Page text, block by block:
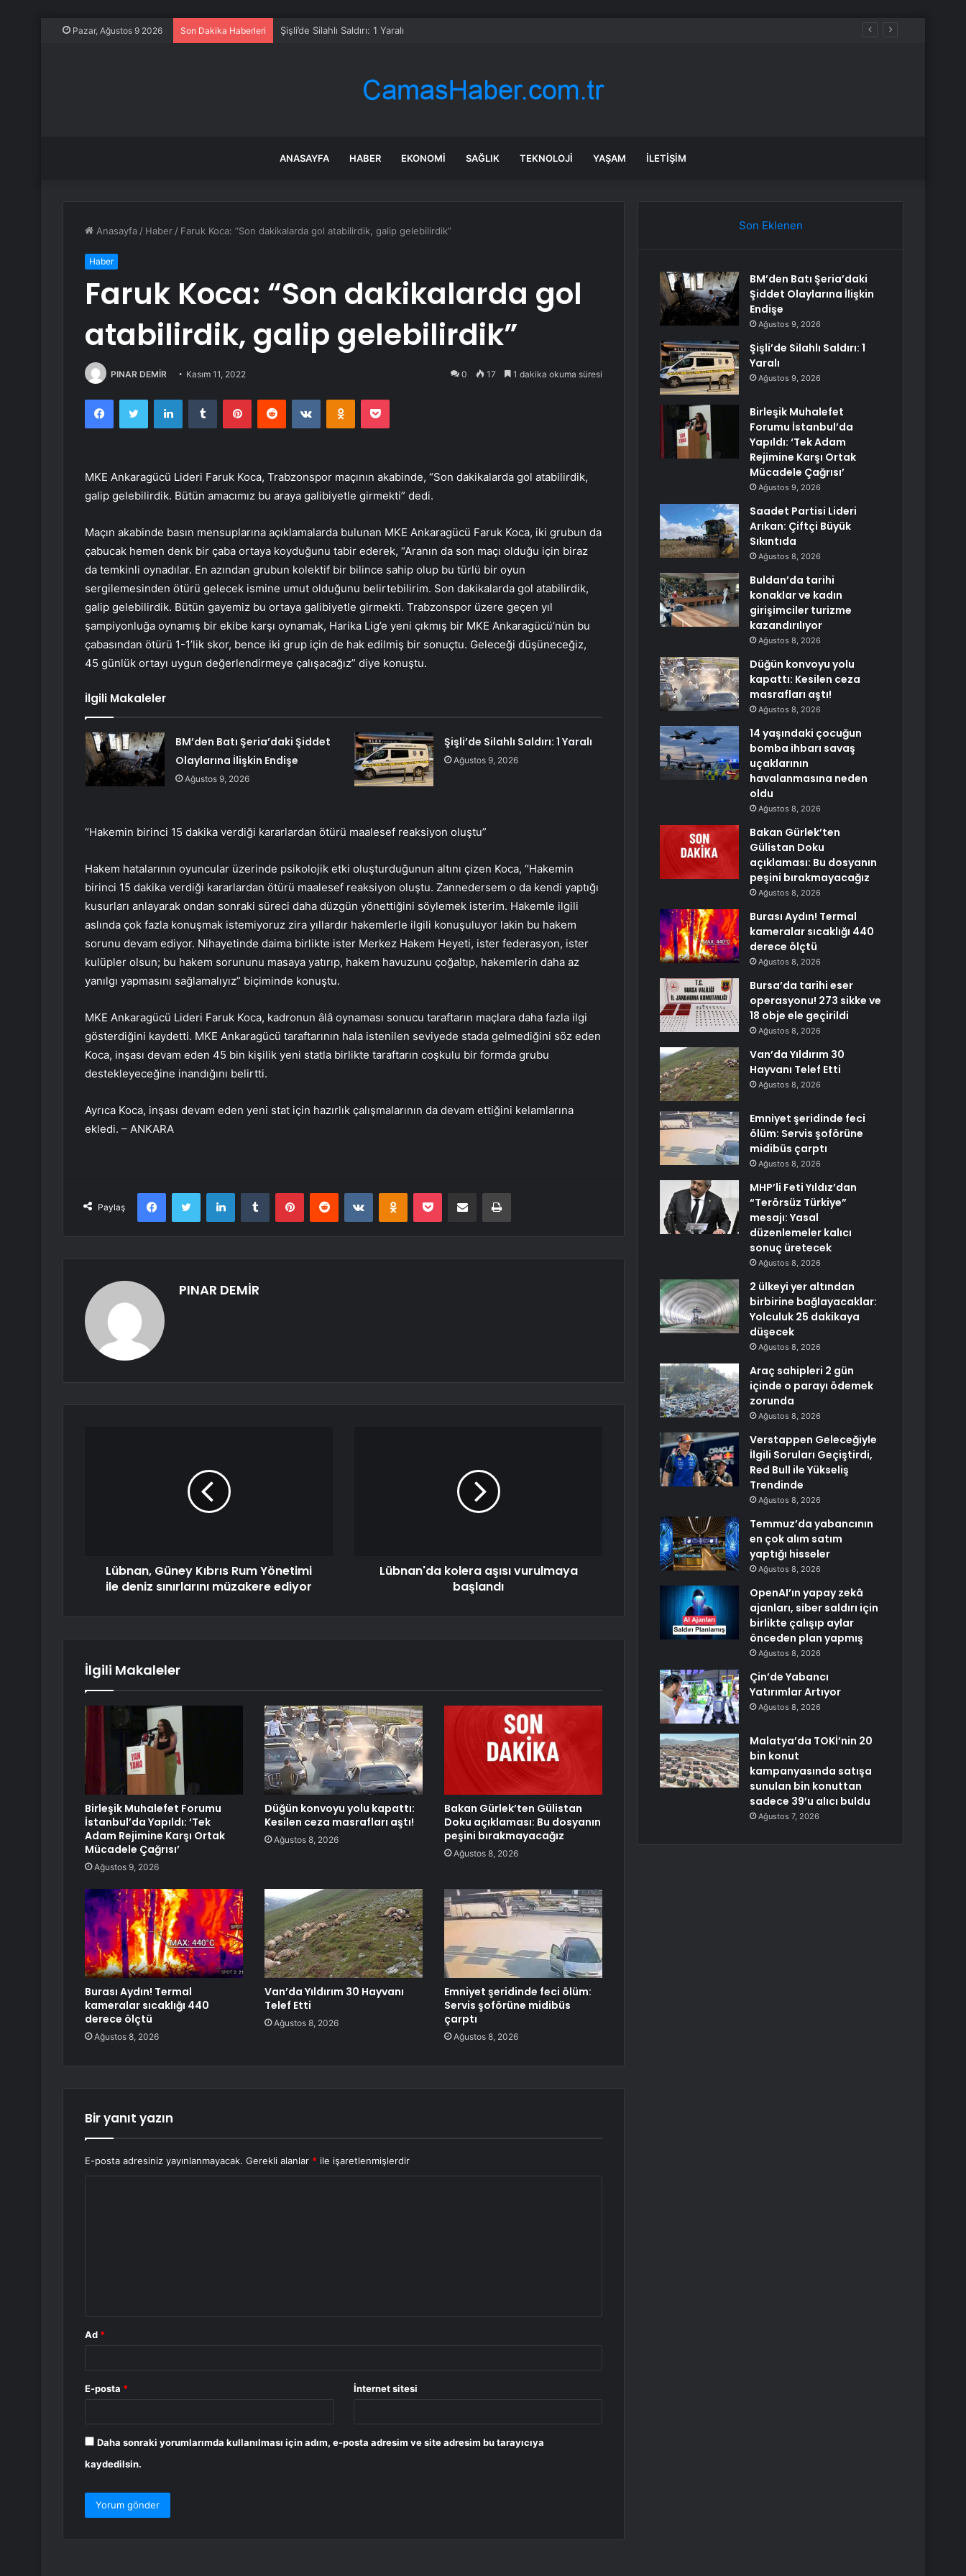
Pazar, Ağustos 9 2026 Son Dakika Haberleri Şişli’de Silahlı Saldırı: 1 Yaralı
ANASAYFA HABER EKONOMI SAĞLIK TEKNOLOJI YAŞAM İLETIŞIM
Anasayfa / Haber / Faruk Koca: “Son dakikalarda gol atabilirdik, galip gelebilirdik”
Haber
Faruk Koca: “Son dakikalarda gol
atabilirdik, galip gelebilirdik”
PINAR DEMİR Kasım 11, 2022 0 17 1 dakika okuma süresi
FacebookTwitter LinkedInTumblr PinterestReddit VKontakteOdnoklassniki
Pocket
MKE Ankaragücü Lideri Faruk Koca, Trabzonspor maçının akabinde, “Son dakikalarda gol atabilirdik,
galip gelebilirdik. Bütün amacımız bu araya galibiyetle girmekti” dedi.
Maçın akabinde basın mensuplarına açıklamalarda bulunan MKE Ankaragücü Faruk Koca, iki grubun da
çabucak hemen denk bir çaba ortaya koyduğunu tabir ederek, “Aranın da son maçı olduğu için biraz
da temkinli oynadılar. En azından grubun kolektif bir bilince sahip olup bu türlü bir oyun
sergilemesinden ötürü gelecek ismine umut olduğunu belirtebilirim. Son dakikalarda gol atabilirdik,
galip gelebilirdik. Bütün gayemiz bu ortaya galibiyetle girmekti. Trabzonspor üzere geçen yıl
şampiyonluğa oynamış bir ekibe karşı oynamak, Harika Lig’e yeni çıkmış bir MKE Ankaragücü’nün bu
çabasından ötürü 1-1’lik skor, bence iki grup için de hak edilmiş bir sonuçtu. Geleceği düşüneceğiz,
45 günlük ortayı uygun değerlendirmeye çalışacağız” diye konuştu.
İlgili Makaleler
BM’den Batı Şeria’daki Şiddet
Olaylarına İlişkin Endişe
Ağustos 9, 2026
Şişli’de Silahlı Saldırı: 1 Yaralı
Ağustos 9, 2026
“Hakemin birinci 15 dakika verdiği kararlardan ötürü maalesef reaksiyon oluştu”
Hakem hatalarının oyuncular üzerinde psikolojik etki oluşturduğunun altını çizen Koca, “Hakemin
birinci 15 dakika verdiği kararlardan ötürü maalesef reaksiyon oluştu. Zannedersem o da kendi yaptığı
kusurları anlayarak ondan sonraki süreci daha düzgün yönettiğini söylemek isterim. Hakemle ilgili
aslında çok fazla konuşmak istemiyoruz zira yıllardır hakemlerle ilgili konuşuluyor lakin bu hakem
sorunu devam ediyor. Nihayetinde daima birlikte ister Merkez Hakem Heyeti, ister federasyon, ister
kulüpler olsun; bu hakem sorununu masaya yatırıp, hakem havuzunu çoğaltıp, hakemlerin daha az
yanılgı yapmasını sağlamalıyız” biçiminde konuştu.
MKE Ankaragücü Lideri Faruk Koca, kadronun âlâ oynaması sonucu taraftarın maçlara daha fazla ilgi
gösterdiğini kaydetti. MKE Ankaragücü taraftarının hala istenilen seviyede stada gelmediğini söz eden
Koca, inşası devam eden 45 bin kişilik yeni statla birlikte taraftarın coşkulu bir formda grubu
destekleyeceğine inandığını belirtti.
Ayrıca Koca, inşası devam eden yeni stat için hazırlık çalışmalarının da devam ettiğini kelamlarına
ekledi. – ANKARA
Paylaş
FacebookTwitter LinkedInTumblr PinterestReddit VKontakteOdnoklassniki
Pocket E-Posta ile paylaş Yazdır
PINAR DEMİR
Lübnan, Güney Kıbrıs Rum Yönetimi
ile deniz sınırlarını müzakere ediyor
Lübnan'da kolera aşısı vurulmaya
başlandı
İlgili Makaleler
Birleşik Muhalefet Forumu
İstanbul’da Yapıldı: ‘Tek
Adam Rejimine Karşı Ortak
Mücadele Çağrısı’
Ağustos 9, 2026
Düğün konvoyu yolu kapattı:
Kesilen ceza masrafları aştı!
Ağustos 8, 2026
Bakan Gürlek’ten Gülistan
Doku açıklaması: Bu dosyanın
peşini bırakmayacağız
Ağustos 8, 2026
Burası Aydın! Termal
kameralar sıcaklığı 440
derece ölçtü
Ağustos 8, 2026
Van’da Yıldırım 30 Hayvanı
Telef Etti
Ağustos 8, 2026
Emniyet şeridinde feci ölüm:
Servis şoförüne midibüs
çarptı
Ağustos 8, 2026
Bir yanıt yazın
E-posta adresiniz yayınlanmayacak. Gerekli alanlar * ile işaretlenmişlerdir
Ad *
E-posta * İnternet sitesi
Daha sonraki yorumlarımda kullanılması için adım, e-posta adresim ve site adresim bu tarayıcıya
kaydedilsin.
Son Eklenen
BM’den Batı Şeria’daki
Şiddet Olaylarına İlişkin
Endişe
Ağustos 9, 2026
Şişli’de Silahlı Saldırı: 1
Yaralı
Ağustos 9, 2026
Birleşik Muhalefet
Forumu İstanbul’da
Yapıldı: ‘Tek Adam
Rejimine Karşı Ortak
Mücadele Çağrısı’
Ağustos 9, 2026
Saadet Partisi Lideri
Arıkan: Çiftçi Büyük
Sıkıntıda
Ağustos 8, 2026
Buldan’da tarihi
konaklar ve kadın
girişimciler turizme
kazandırılıyor
Ağustos 8, 2026
Düğün konvoyu yolu
kapattı: Kesilen ceza
masrafları aştı!
Ağustos 8, 2026
14 yaşındaki çocuğun
bomba ihbarı savaş
uçaklarının
havalanmasına neden
oldu
Ağustos 8, 2026
Bakan Gürlek’ten
Gülistan Doku
açıklaması: Bu dosyanın
peşini bırakmayacağız
Ağustos 8, 2026
Burası Aydın! Termal
kameralar sıcaklığı 440
derece ölçtü
Ağustos 8, 2026
Bursa’da tarihi eser
operasyonu! 273 sikke ve
18 obje ele geçirildi
Ağustos 8, 2026
Van’da Yıldırım 30
Hayvanı Telef Etti
Ağustos 8, 2026
Emniyet şeridinde feci
ölüm: Servis şoförüne
midibüs çarptı
Ağustos 8, 2026
MHP’li Feti Yıldız’dan
“Terörsüz Türkiye”
mesajı: Yasal
düzenlemeler kalıcı
sonuç üretecek
Ağustos 8, 2026
2 ülkeyi yer altından
birbirine bağlayacaklar:
Yolculuk 25 dakikaya
düşecek
Ağustos 8, 2026
Araç sahipleri 2 gün
içinde o parayı ödemek
zorunda
Ağustos 8, 2026
Verstappen Geleceğiyle
İlgili Soruları Geçiştirdi,
Red Bull ile Yükseliş
Trendinde
Ağustos 8, 2026
Temmuz’da yabancının
en çok alım satım
yaptığı hisseler
Ağustos 8, 2026
OpenAI’ın yapay zekâ
ajanları, siber saldırı için
birlikte çalışıp aylar
önceden plan yapmış
Ağustos 8, 2026
Çin’de Yabancı
Yatırımlar Artıyor
Ağustos 8, 2026
Malatya’da TOKİ’nin 20
bin konut
kampanyasında satışa
sunulan bin konuttan
sadece 39’u alıcı buldu
Ağustos 7, 2026